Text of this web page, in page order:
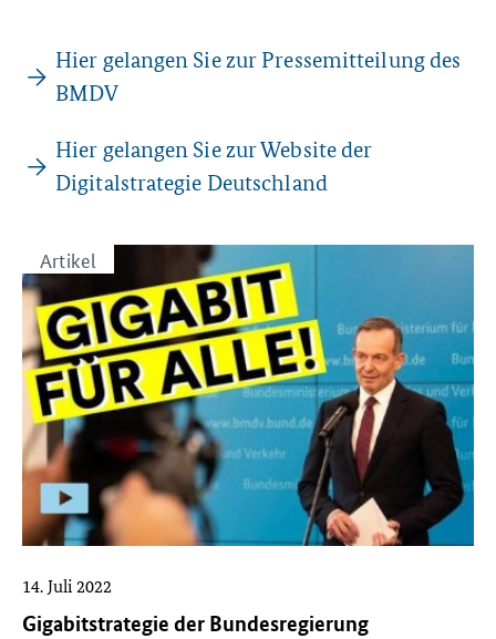
Hier gelangen Sie zur Pressemitteilung des
BMDV
Hier gelangen Sie zur Website der
Digitalstrategie Deutschland
Artikel
Gigabitstrategie der Bundesregierung
14. Juli 2022